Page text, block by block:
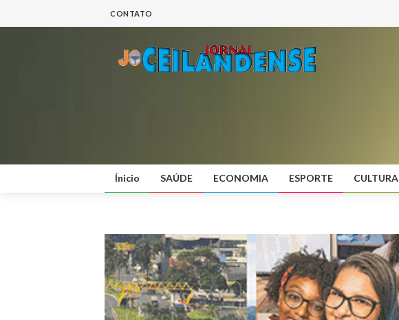
CONTATO
Ínicio SAÚDE ECONOMIA ESPORTE CULTURA